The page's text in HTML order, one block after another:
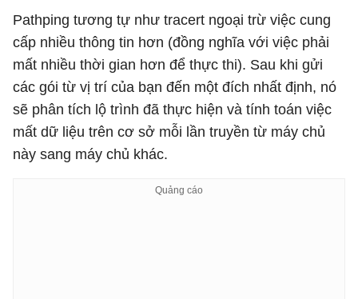
Pathping tương tự như tracert ngoại trừ việc cung
cấp nhiều thông tin hơn (đồng nghĩa với việc phải
mất nhiều thời gian hơn để thực thi). Sau khi gửi
các gói từ vị trí của bạn đến một đích nhất định, nó
sẽ phân tích lộ trình đã thực hiện và tính toán việc
mất dữ liệu trên cơ sở mỗi lần truyền từ máy chủ
này sang máy chủ khác.